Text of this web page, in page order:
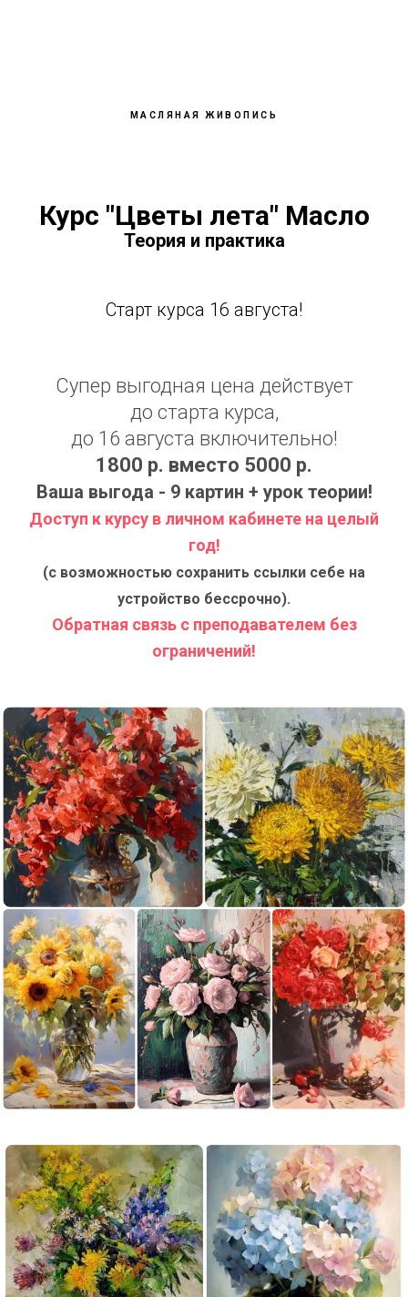
МАСЛЯНАЯ ЖИВОПИСЬ
Курс "Цветы лета" Масло
Теория и практика
Старт курса 16 августа!
Супер выгодная цена действует
до старта курса,
до 16 августа включительно!
1800 р. вместо 5000 р.
Ваша выгода - 9 картин + урок теории!
Доступ к курсу в личном кабинете на целый
год!
(с возможностью сохранить ссылки себе на
устройство бессрочно).
Обратная связь с преподавателем без
ограничений!